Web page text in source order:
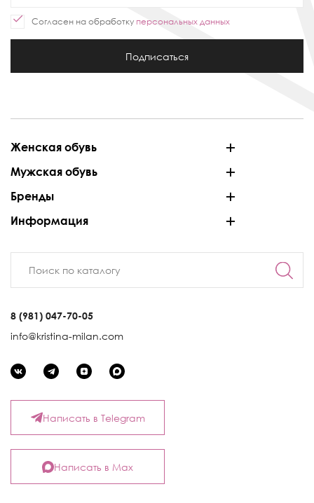
Согласен на обработку персональных данных
Подписаться
Женская обувь
Мужская обувь
Бренды
Информация
8 (981) 047-70-05
info@kristina-milan.com
Написать в Telegram
Написать в Max